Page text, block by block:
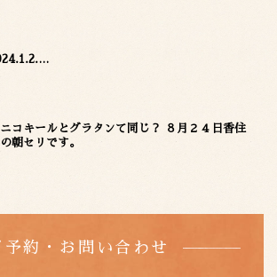
コキールとグラタンて同じ？ ８月２４日香住
朝セリです。
予約・お問い合わせ